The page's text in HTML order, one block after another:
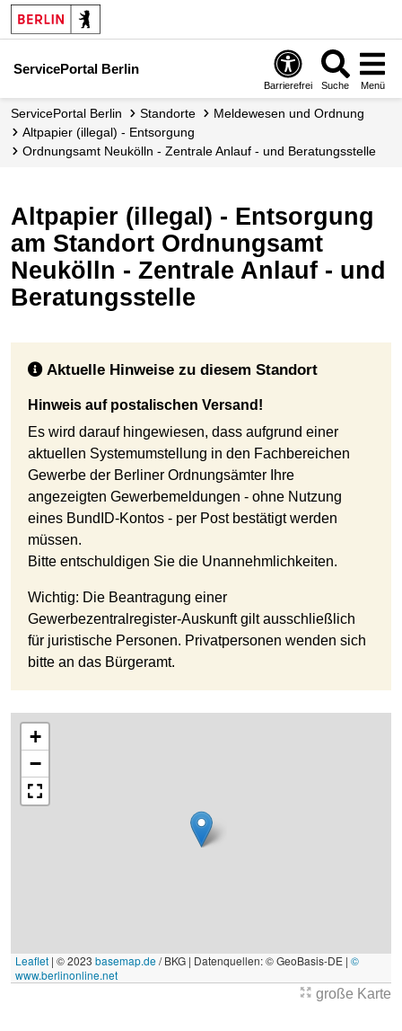
ServicePortal Berlin
Barrierefrei Suche Menü
ServicePortal Berlin Standorte
Meldewesen und Ordnung
Altpapier (illegal) - Entsorgung
Ordnungsamt Neukölln - Zentrale Anlauf - und Beratungsstelle
Altpapier (illegal) - Entsorgung
am Standort Ordnungsamt
Neukölln - Zentrale Anlauf - und
Beratungsstelle
Aktuelle Hinweise zu diesem Standort
Hinweis auf postalischen Versand!
Es wird darauf hingewiesen, dass aufgrund einer
aktuellen Systemumstellung in den Fachbereichen
Gewerbe der Berliner Ordnungsämter Ihre
angezeigten Gewerbemeldungen - ohne Nutzung
eines BundID-Kontos - per Post bestätigt werden
müssen.
Bitte entschuldigen Sie die Unannehmlichkeiten.
Wichtig: Die Beantragung einer
Gewerbezentralregister-Auskunft gilt ausschließlich
für juristische Personen. Privatpersonen wenden sich
bitte an das Bürgeramt.
+
−
Leaflet | © 2023 basemap.de/ BKG | Datenquellen: © GeoBasis-DE | ©
www.berlinonline.net
große Karte